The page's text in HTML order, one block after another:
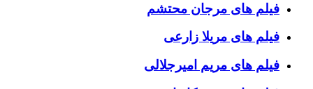
فیلم های مرجان محتشم
فیلم های مریلا زارعی
فیلم های مریم امیرجلالی